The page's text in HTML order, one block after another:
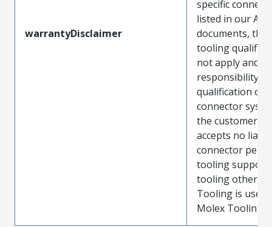
warrantyDisclaimer
specific
listed in our ATS
documents, the
tooling
not apply and
responsibility
qualification of
connector
the customer.
accepts no
connector
tooling support
tooling other
Tooling is used
Molex Tooling